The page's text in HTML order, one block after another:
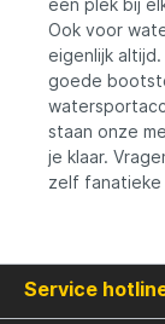
de boot
vervoeren. De Waterside
180/235
kenmerken Geschikt voor de
Stabiele
Eenvoudig
één plek bij
Ook voor
eigenlijk
goede
staan onze
je klaar.
zelf fanatieke
Service